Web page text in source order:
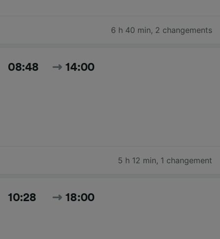
6 h 40 min, 2 changements
08:48 14:00
5 h 12 min, 1 changement
10:28 18:00